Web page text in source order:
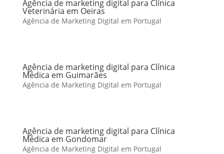
Agência de marketing digital para Clínica
Veterinária em Oeiras
Agência de Marketing Digital em Portugal
Agência de marketing digital para Clínica
Médica em Guimarães
Agência de Marketing Digital em Portugal
Agência de marketing digital para Clínica
Médica em Gondomar
Agência de Marketing Digital em Portugal